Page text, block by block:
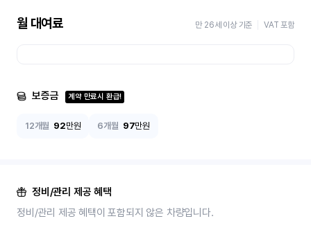
월 대여료 만 26세 이상 기준 VAT 포함
보증금 계약 만료시 환급!
12개월 92만원 6개월 97만원
정비/관리 제공 혜택
정비/관리 제공 혜택이 포함되지 않은 차량입니다.